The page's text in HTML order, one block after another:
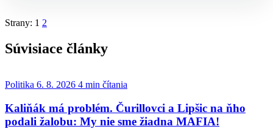
Strany: 1 2
Súvisiace články
Politika 6. 8. 2026 4 min čítania
Kaliňák má problém. Čurillovci a Lipšic na ňho
podali žalobu: My nie sme žiadna MAFIA!